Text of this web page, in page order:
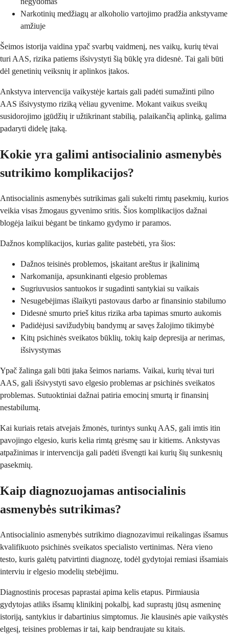
Narkotinių medžiagų ar alkoholio vartojimo pradžia ankstyvame
amžiuje
Šeimos istorija vaidina ypač svarbų vaidmenį, nes vaikų, kurių tėvai
turi AAS, rizika patiems išsivystyti šią būklę yra didesnė. Tai gali būti
dėl genetinių veiksnių ir aplinkos įtakos.
Ankstyva intervencija vaikystėje kartais gali padėti sumažinti pilno
AAS išsivystymo riziką vėliau gyvenime. Mokant vaikus sveikų
susidorojimo įgūdžių ir užtikrinant stabilią, palaikančią aplinką, galima
padaryti didelę įtaką.
Kokie yra galimi antisocialinio asmenybės
sutrikimo komplikacijos?
Antisocialinis asmenybės sutrikimas gali sukelti rimtų pasekmių, kurios
veikia visas žmogaus gyvenimo sritis. Šios komplikacijos dažnai
blogėja laikui bėgant be tinkamo gydymo ir paramos.
Dažnos komplikacijos, kurias galite pastebėti, yra šios:
Dažnos teisinės problemos, įskaitant areštus ir įkalinimą
Narkomanija, apsunkinanti elgesio problemas
Sugriuvusios santuokos ir sugadinti santykiai su vaikais
Nesugebėjimas išlaikyti pastovaus darbo ar finansinio stabilumo
Didesnė smurto prieš kitus rizika arba tapimas smurto aukomis
Padidėjusi savižudybių bandymų ar savęs žalojimo tikimybė
Kitų psichinės sveikatos būklių, tokių kaip depresija ar nerimas,
išsivystymas
Ypač žalinga gali būti įtaka šeimos nariams. Vaikai, kurių tėvai turi
AAS, gali išsivystyti savo elgesio problemas ar psichinės sveikatos
problemas. Sutuoktiniai dažnai patiria emocinį smurtą ir finansinį
nestabilumą.
Kai kuriais retais atvejais žmonės, turintys sunkų AAS, gali imtis itin
pavojingo elgesio, kuris kelia rimtą grėsmę sau ir kitiems. Ankstyvas
atpažinimas ir intervencija gali padėti išvengti kai kurių šių sunkesnių
pasekmių.
Kaip diagnozuojamas antisocialinis
asmenybės sutrikimas?
Antisocialinio asmenybės sutrikimo diagnozavimui reikalingas išsamus
kvalifikuoto psichinės sveikatos specialisto vertinimas. Nėra vieno
testo, kuris galėtų patvirtinti diagnozę, todėl gydytojai remiasi išsamiais
interviu ir elgesio modelių stebėjimu.
Diagnostinis procesas paprastai apima kelis etapus. Pirmiausia
gydytojas atliks išsamų klinikinį pokalbį, kad suprastų jūsų asmeninę
istoriją, santykius ir dabartinius simptomus. Jie klausinės apie vaikystės
elgesį, teisines problemas ir tai, kaip bendraujate su kitais.